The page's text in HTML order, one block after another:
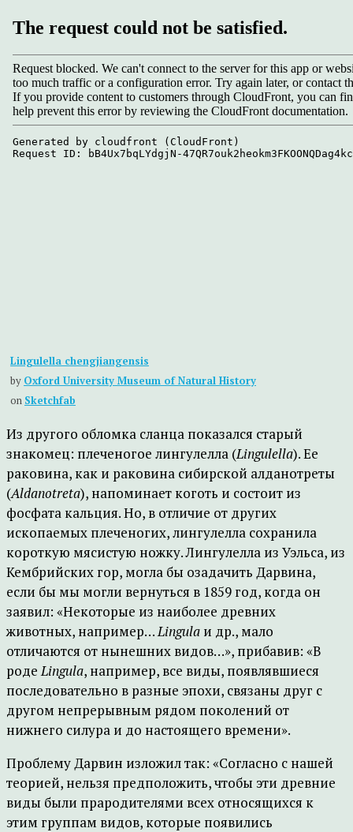
Lingulella chengjiangensis
by Oxford University Museum of Natural History
on Sketchfab
Из другого обломка сланца показался старый
знакомец: плеченогое лингулелла (Lingulella). Ее
раковина, как и раковина сибирской алданотреты
(Aldanotreta), напоминает коготь и состоит из
фосфата кальция. Но, в отличие от других
ископаемых плеченогих, лингулелла сохранила
короткую мясистую ножку. Лингулелла из Уэльса, из
Кембрийских гор, могла бы озадачить Дарвина,
если бы мы могли вернуться в 1859 год, когда он
заявил: «Некоторые из наиболее древних
животных, например…Lingula и др., мало
отличаются от нынешних видов…», прибавив: «В
родеLingula, например, все виды, появлявшиеся
последовательно в разные эпохи, связаны друг с
другом непрерывным рядом поколений от
нижнего силура и до настоящего времени».
Проблему Дарвин изложил так: «Согласно с нашей
теорией, нельзя предположить, чтобы эти древние
виды были прародителями всех относящихся к
этим группам видов, которые появились